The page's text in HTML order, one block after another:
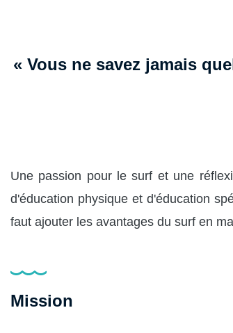
« Vous ne savez jamais
Une passion pour le surf et une
d'éducation physique et d'éducation
faut ajouter les avantages du surf en
Mission